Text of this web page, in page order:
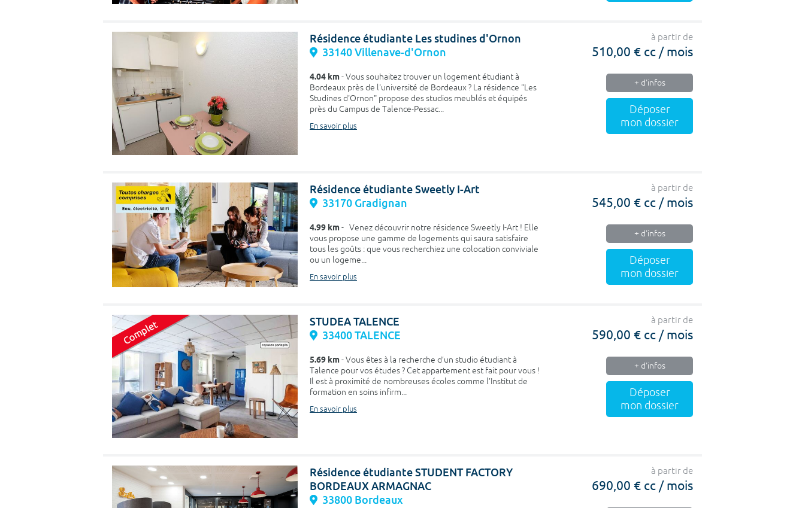
Résidence étudiante Les studines d'Ornon
33140 Villenave-d'Ornon
4.04 km- Vous souhaitez trouver un logement étudiant à
Bordeaux près de l'université de Bordeaux ? La résidence "Les
Studines d'Ornon" propose des studios meublés et équipés
près du Campus de Talence-Pessac...
En savoir plus
à partir de
510,00 € cc / mois
+ d'infos
Déposer
mon dossier
Résidence étudiante Sweetly I-Art
33170 Gradignan
4.99 km- Venez découvrir notre résidence Sweetly I-Art ! Elle
vous propose une gamme de logements qui saura satisfaire
tous les goûts : que vous recherchiez une colocation conviviale
ou un logeme...
En savoir plus
à partir de
545,00 € cc / mois
+ d'infos
Déposer
mon dossier
STUDEA TALENCE
33400 TALENCE
5.69 km- Vous êtes à la recherche d’un studio étudiant à
Talence pour vos études ? Cet appartement est fait pour vous !
Il est à proximité de nombreuses écoles comme l’Institut de
formation en soins infirm...
En savoir plus
à partir de
590,00 € cc / mois
+ d'infos
Déposer
mon dossier
Résidence étudiante STUDENT FACTORY
BORDEAUX ARMAGNAC
33800 Bordeaux
à partir de
690,00 € cc / mois